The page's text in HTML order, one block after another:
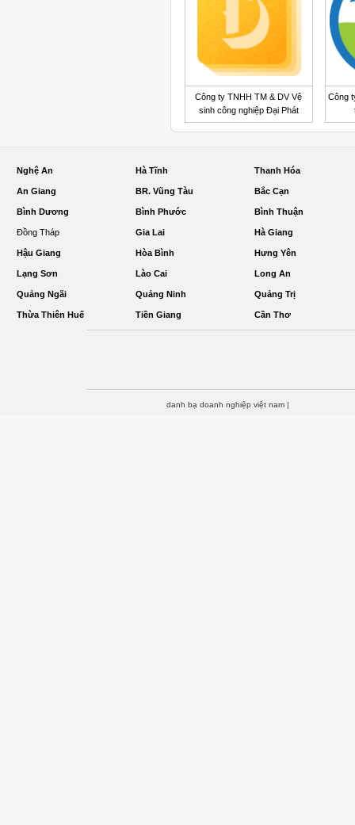
Công ty TNHH TM & DV Vệ
sinh công nghiệp Đại Phát
Công
Nghệ An Hà Tĩnh Thanh Hóa
An Giang BR. Vũng Tàu Bắc Cạn
Bình Dương Bình Phước Bình Thuận
Đồng Tháp Gia Lai Hà Giang
Hậu Giang Hòa Bình Hưng Yên
Lạng Sơn Lào Cai Long An
Quảng Ngãi Quảng Ninh Quảng Trị
Thừa Thiên Huế Tiền Giang Cần Thơ
danh bạ doanh nghiệp việt nam |